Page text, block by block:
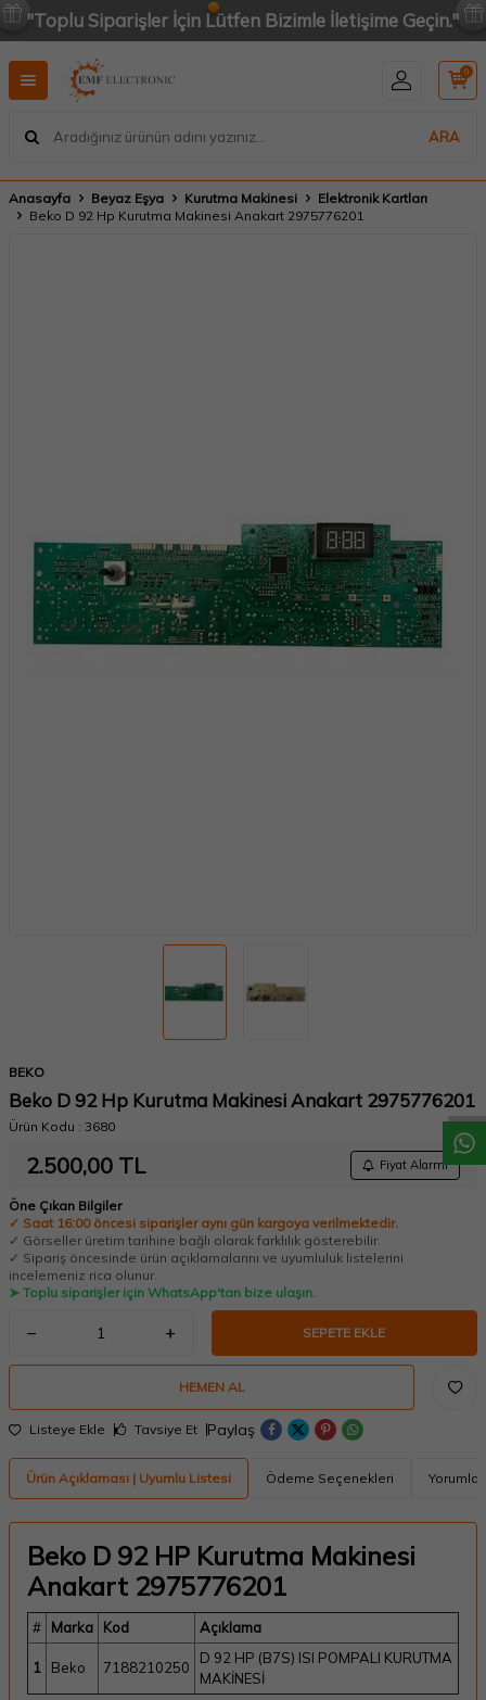
W
h
a
t
a
p
p
D
e
s
t
e
H
a
t
t
"Toplu Siparişler İçin Lütfen Bizimle İletişime Geçin."
ARA
0
Anasayfa Beyaz Eşya Kurutma Makinesi
Elektronik Kartları
Beko D 92 Hp Kurutma Makinesi Anakart 2975776201
BEKO
Beko D 92 Hp Kurutma Makinesi Anakart 2975776201
Ürün Kodu : 3680
2.500,00 TL Fiyat Alarmı
Öne Çıkan Bilgiler
✓ Saat 16:00 öncesi siparişler aynı gün kargoya verilmektedir.
✓ Görseller üretim tarihine bağlı olarak farklılık gösterebilir.
✓ Sipariş öncesinde ürün açıklamalarını ve uyumluluk listelerini
incelemeniz rica olunur.
➤ Toplu siparişler için WhatsApp'tan bize ulaşın.
SEPETE EKLE
HEMEN AL
Listeye Ekle Tavsiye Et Paylaş
Ürün Açıklaması | Uyumlu Listesi Ödeme Seçenekleri Yorumlar
Beko D 92 HP Kurutma Makinesi
Anakart 2975776201
# Marka Kod Açıklama
1 Beko 7188210250
D 92 HP (B7S) ISI POMPALI KURUTMA
MAKİNESİ